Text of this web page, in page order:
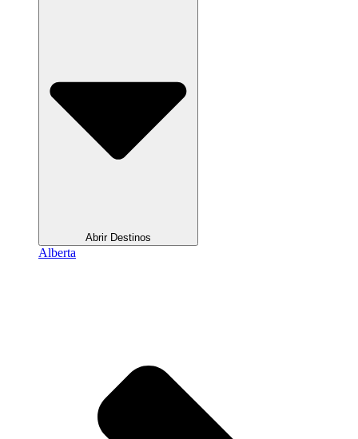
Abrir Destinos
Alberta